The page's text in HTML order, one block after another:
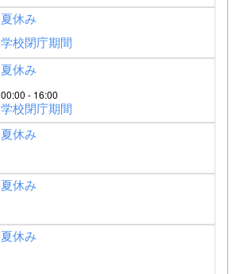
夏休み
学校閉庁期間
夏休み
00:00 - 16:00
学校閉庁期間
夏休み
夏休み
夏休み